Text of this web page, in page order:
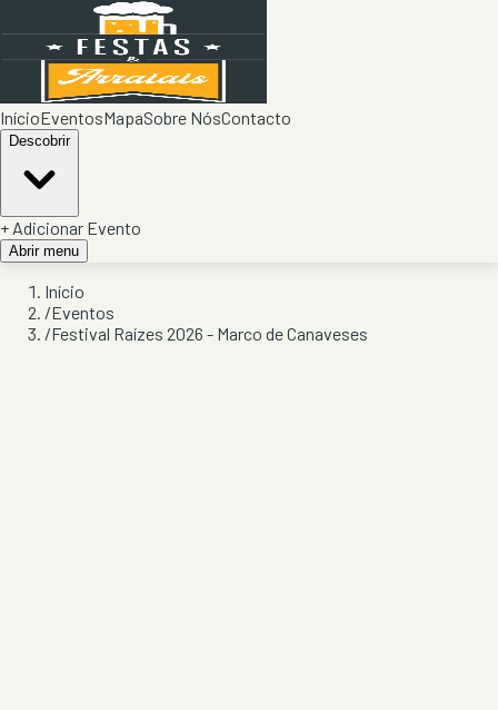
InícioEventosMapaSobre NósContacto
Descobrir
+ Adicionar Evento
Abrir menu
Início
/Eventos
/Festival Raízes 2026 - Marco de Canaveses